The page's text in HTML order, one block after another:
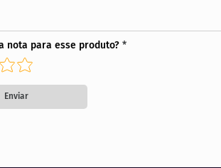
nota para esse produto?
Enviar